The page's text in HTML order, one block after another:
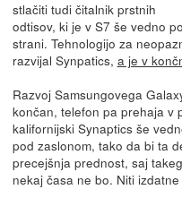
stlačiti tudi čitalnik prstnih
odtisov, ki je v S7 še vedno
strani. Tehnologijo za
razvijal Synpatics, a je v
Razvoj Samsungovega
končan, telefon pa prehaja v
kalifornijski Synaptics še
pod zaslonom, tako da bi ta
precejšnja prednost, saj
nekaj časa ne bo. Niti